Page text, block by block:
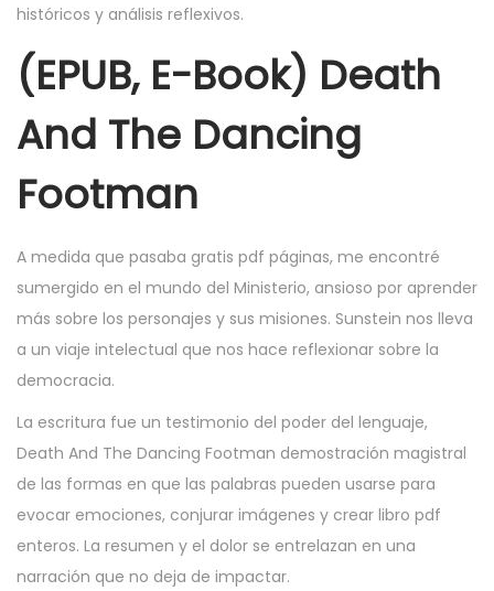
históricos y análisis reflexivos.
(EPUB, E-Book) Death
And The Dancing
Footman
A medida que pasaba gratis pdf páginas, me encontré
sumergido en el mundo del Ministerio, ansioso por aprender
más sobre los personajes y sus misiones. Sunstein nos lleva
a un viaje intelectual que nos hace reflexionar sobre la
democracia.
La escritura fue un testimonio del poder del lenguaje,
Death And The Dancing Footman demostración magistral
de las formas en que las palabras pueden usarse para
evocar emociones, conjurar imágenes y crear libro pdf
enteros. La resumen y el dolor se entrelazan en una
narración que no deja de impactar.